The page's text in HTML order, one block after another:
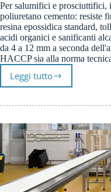
Per salumifici e prosciuttifici,
poliuretano cemento: resiste
resina epossidica standard,
acidi organici e sanificanti
da 4 a 12 mm a seconda
HACCP sia alla norma
Leggi tuttoPavimenti
Resina
Salumifici
e
Prosciuttifici